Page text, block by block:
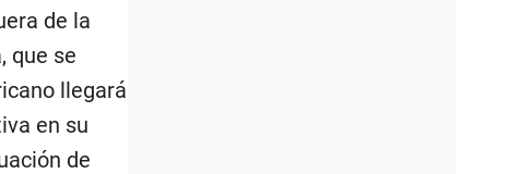
de la
que se
llegará
en su
de